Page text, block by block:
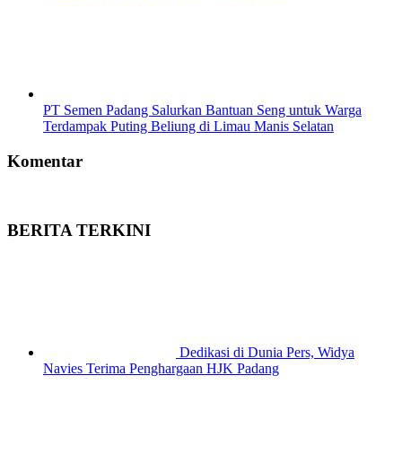
PT Semen Padang Salurkan Bantuan Seng untuk Warga
Terdampak Puting Beliung di Limau Manis Selatan
Komentar
BERITA TERKINI
Dedikasi di Dunia Pers, Widya
Navies Terima Penghargaan HJK Padang